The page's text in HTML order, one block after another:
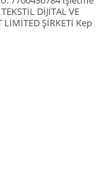
DİJİTAL VE
LİMİTED ŞİRKETİ Kep